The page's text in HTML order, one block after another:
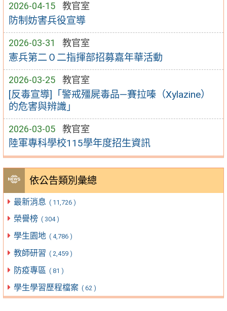
2026-04-15 教官室
防制妨害兵役宣導
2026-03-31 教官室
憲兵第二０二指揮部招募嘉年華活動
2026-03-25 教官室
[反毒宣導]「警戒殭屍毒品—賽拉嗪（Xylazine）
的危害與辨識」
2026-03-05 教官室
陸軍專科學校115學年度招生資訊
依公告類別彙總
最新消息 ( 11,726 )
榮譽榜 ( 304 )
學生園地 ( 4,786 )
教師研習 ( 2,459 )
防疫專區 ( 81 )
學生學習歷程檔案 ( 62 )